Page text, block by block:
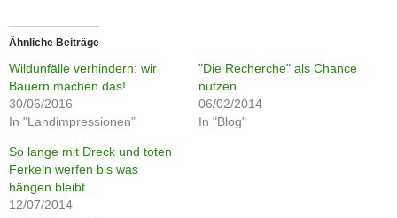
Ähnliche Beiträge
Wildunfälle verhindern: wir
Bauern machen das!
30/06/2016
In "Landimpressionen"
"Die Recherche" als Chance
nutzen
06/02/2014
In "Blog"
So lange mit Dreck und toten
Ferkeln werfen bis was
hängen bleibt...
12/07/2014